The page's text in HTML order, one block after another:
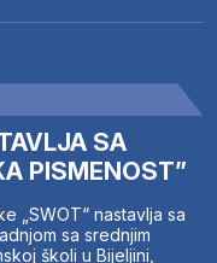
SA
PISMENOST”
„SWOT“ nastavlja sa
sa srednjim
školi u Bijeljini,